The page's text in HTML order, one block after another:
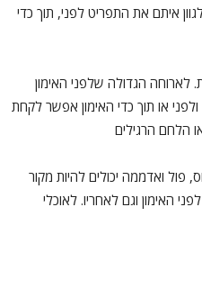
איתם את התפריט לפני, תוך כדי
לארוחה הגדולה שלפני האימון
או תוך כדי האימון אפשר לקחת
הלחם הרגילים
פול ואדממה יכולים להיות מקור
האימון וגם לאחריו. לאוכלי